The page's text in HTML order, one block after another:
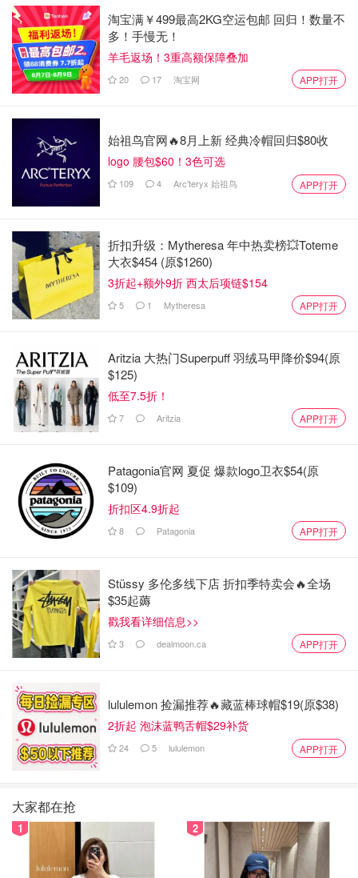
她能驾驭的风格几乎涵盖了所有品牌。穿上Dior可以是大气
的女权主义者，穿上YSL也可以摇滚帅气性感撩人，穿上
Vetements也可以慵懒随意。 受到各大品牌的青睐。
人，我一个朋友跟我这么解释，意大利版周杰伦，明白了
不。Chiara的instagram基本上每三张就一张跟Fedez秀恩
爱，两人同框的画风如图。emmm...
Chiara在2015年创立 Chiara Ferragni Collection ，同名品
淘宝满￥499最高2KG空运包邮 回归！数量不
多！手慢无！
羊毛返场！3重高额保障叠加
20 17 淘宝网 APP打开
始祖鸟官网🔥8月上新 经典冷帽回归$80收
logo 腰包$60！3色可选
109 4 Arc'teryx 始祖鸟 APP打开
折扣升级：Mytheresa 年中热卖榜💥Toteme
大衣$454 (原$1260)
3折起+额外9折 西太后项链$154
5 1 Mytheresa APP打开
Aritzia 大热门Superpuff 羽绒马甲降价$94(原
$125)
低至7.5折！
7 Aritzia APP打开
Patagonia官网 夏促 爆款logo卫衣$54(原
$109)
折扣区4.9折起
8 Patagonia APP打开
Stüssy 多伦多线下店 折扣季特卖会🔥全场
$35起薅
戳我看详细信息>>
3 dealmoon.ca APP打开
lululemon 捡漏推荐🔥藏蓝棒球帽$19(原$38)
2折起 泡沫蓝鸭舌帽$29补货
24 5 lululemon APP打开
大家都在抢
1 2